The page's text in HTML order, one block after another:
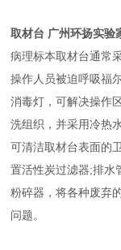
取材台 广州环扬实验
病理标本取材台通常
操作人员被迫呼吸福
消毒灯，可解决操作
洗组织，并采用冷热
可清洁取材台表面的
置活性炭过滤器;排水
粉碎器，将各种废弃
问题。